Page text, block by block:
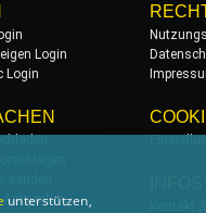
Login
Login
Antworten
unterstützen,